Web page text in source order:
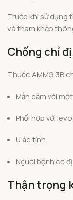
Trước khi sử dụng
và tham khảo
Chống chỉ
Thuốc AMMG-3B
Mẫn cảm với
Phối hợp với
U ác tính.
Người bệnh cơ
Thận trọng